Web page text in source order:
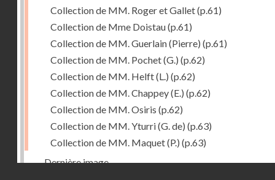
Collection de MM. Roger et Gallet(p.61)
Collection de Mme Doistau(p.61)
Collection de MM. Guerlain (Pierre) (p.61)
Collection de MM. Pochet (G.) (p.62)
Collection de MM. Helft (L.) (p.62)
Collection de MM. Chappey (E.) (p.62)
Collection de MM. Osiris (p.62)
Collection de MM. Yturri (G. de) (p.63)
Collection de MM. Maquet (P.) (p.63)
Dernière image